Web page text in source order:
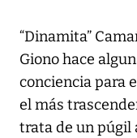
“Dinamita”
Giono hace
conciencia para
el más
trata de un púgil